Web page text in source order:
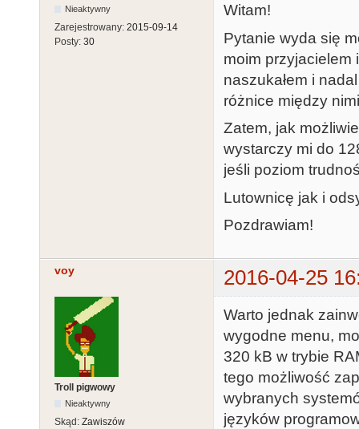
Nieaktywny
Zarejestrowany: 2015-09-14
Posty: 30
Witam!
Pytanie wyda się
moim przyjacielem
naszukałem i
różnice między
Zatem, jak
wystarczy mi do
jeśli poziom
Lutownicę jak i
Pozdrawiam!
voy 2016-04-25
Troll pigwowy
Nieaktywny
Skąd: Zawiszów
Warto jednak
wygodne menu,
320 kB w trybie
tego możliwość
wybranych
języków